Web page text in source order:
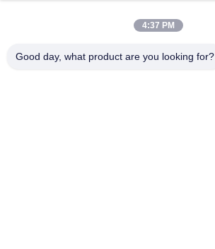
4:37 PM
Good day, what product are you looking for?